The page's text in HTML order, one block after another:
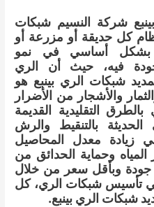
شركة النسيم شبكات
كل حديقة أو مزرعة أو
بشكل أساسي في نمو
فيه، حيث أن الري
شبكات الري بينبع هو
والأشجار من الأضرار
التقليدية القديمة
بالتنقيط والرش
زيادة معدل المحاصيل
المياه وحماية الحدائق من
جودة وبأقل سعر من خلال
في تأسيس شبكات الري، كل
شبكات الري بينبع.